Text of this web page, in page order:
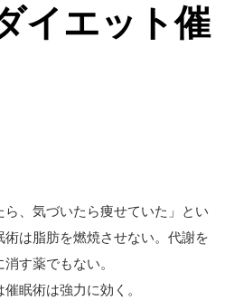
イエット催
ら、気づいたら痩せていた」とい
は脂肪を燃焼させない。代謝を
す薬でもない。
眠術は強力に効く。